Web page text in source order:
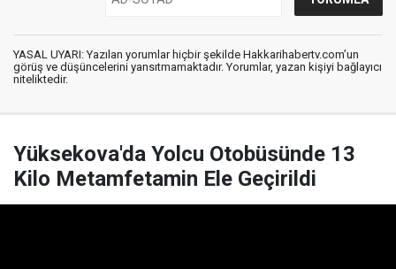
YASAL UYARI: Yazılan yorumlar hiçbir şekilde Hakkarihabertv.com’un
görüş ve düşüncelerini yansıtmamaktadır. Yorumlar, yazan kişiyi bağlayıcı
niteliktedir.
Yüksekova'da Yolcu Otobüsünde 13
Kilo Metamfetamin Ele Geçirildi